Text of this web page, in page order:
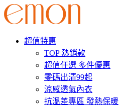
超值特惠
TOP 熱銷款
超值任選 多件優惠
零碼出清99起
涼感透氣內衣
抗溫差專區 發熱保暖